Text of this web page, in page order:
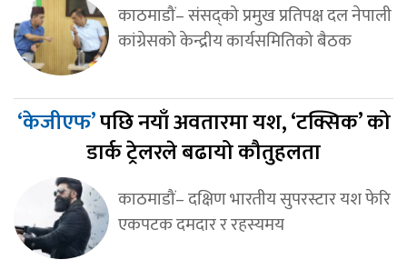
काठमाडौं– संसद्को प्रमुख प्रतिपक्ष दल नेपाली
कांग्रेसको केन्द्रीय कार्यसमितिको बैठक
‘केजीएफ’पछि नयाँ अवतारमा यश, ‘टक्सिक’ को
डार्क ट्रेलरले बढायो कौतुहलता
काठमाडौं– दक्षिण भारतीय सुपरस्टार यश फेरि
एकपटक दमदार र रहस्यमय